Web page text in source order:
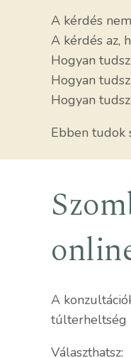
A kérdés
A kérdés az,
Hogyan
Hogyan
Hogyan
Ebben tudok
A
túlterheltség
Választhatsz: